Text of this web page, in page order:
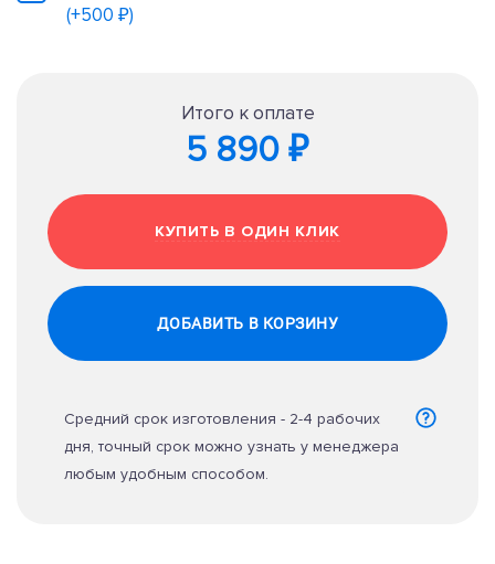
(+500 ₽)
Итого к оплате
5 890 ₽
КУПИТЬ В ОДИН КЛИК
ДОБАВИТЬ В КОРЗИНУ
Средний срок изготовления - 2-4 рабочих
дня, точный срок можно узнать у менеджера
любым удобным способом.